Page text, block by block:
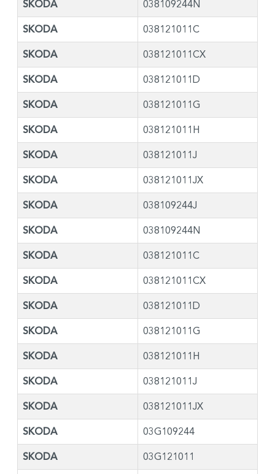
SKODA 038109244N
SKODA 038121011C
SKODA 038121011CX
SKODA 038121011D
SKODA 038121011G
SKODA 038121011H
SKODA 038121011J
SKODA 038121011JX
SKODA 038109244J
SKODA 038109244N
SKODA 038121011C
SKODA 038121011CX
SKODA 038121011D
SKODA 038121011G
SKODA 038121011H
SKODA 038121011J
SKODA 038121011JX
SKODA 03G109244
SKODA 03G121011